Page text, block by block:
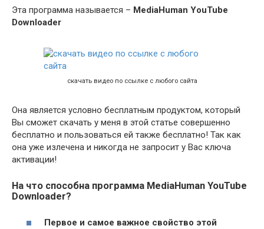
Эта программа называется – MediaHuman YouTube
Downloader
скачать видео по ссылке с любого сайта
Она является условно бесплатным продуктом, который
Вы сможет скачать у меня в этой статье совершенно
бесплатно и пользоваться ей также бесплатно! Так как
она уже излечена и никогда не запросит у Вас ключа
активации!
На что способна программа MediaHuman YouTube
Downloader?
Первое и самое важное свойство этой